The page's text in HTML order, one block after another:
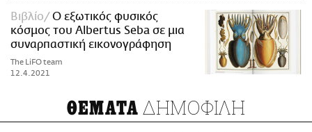
Βιβλίο
Ο εξωτικός φυσικός
κόσμος του Albertus Seba σε μια
συναρπαστική εικονογράφηση
The LiFO team
12.4.2021
ΘΕΜΑΤΑ ΔΗΜΟΦΙΛΗ